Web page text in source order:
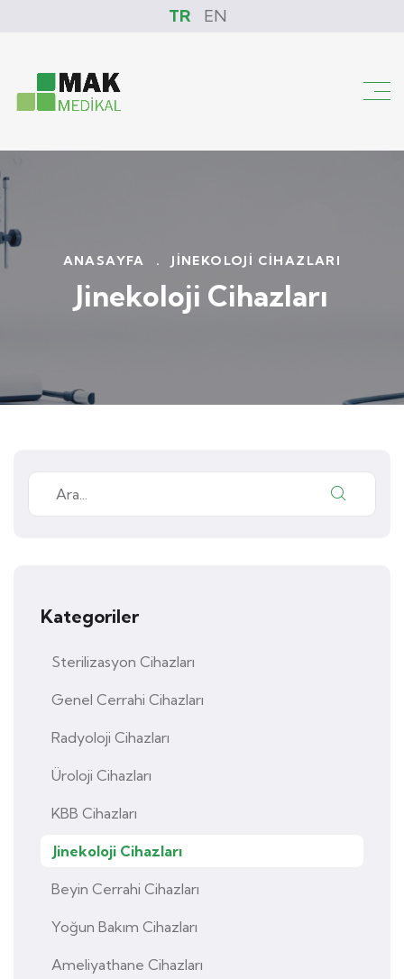
TR EN
ANASAYFA . JINEKOLOJI CIHAZLARI
Jinekoloji Cihazları
Kategoriler
Sterilizasyon Cihazları
Genel Cerrahi Cihazları
Radyoloji Cihazları
Üroloji Cihazları
KBB Cihazları
Jinekoloji Cihazları
Beyin Cerrahi Cihazları
Yoğun Bakım Cihazları
Ameliyathane Cihazları